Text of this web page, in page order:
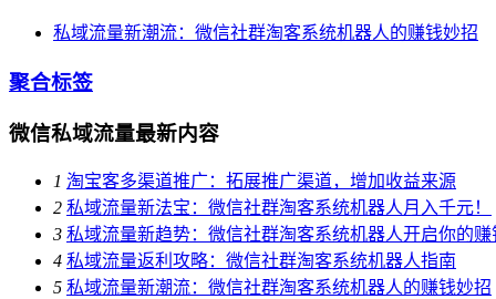
私域流量新潮流：微信社群淘客系统机器人的赚钱妙招
聚合标签
微信私域流量最新内容
1 淘宝客多渠道推广：拓展推广渠道，增加收益来源
2 私域流量新法宝：微信社群淘客系统机器人月入千元！
3 私域流量新趋势：微信社群淘客系统机器人开启你的赚
4 私域流量返利攻略：微信社群淘客系统机器人指南
5 私域流量新潮流：微信社群淘客系统机器人的赚钱妙招